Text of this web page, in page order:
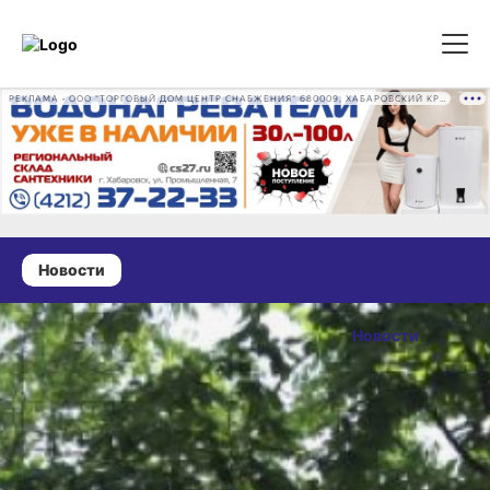
Новости
26 июня 2025 г., 18:56
Новые
теннисные
корты
открылись
в парке
Новости
ОПУБЛИКОВАНО
26 июня 2025 г., 18:56